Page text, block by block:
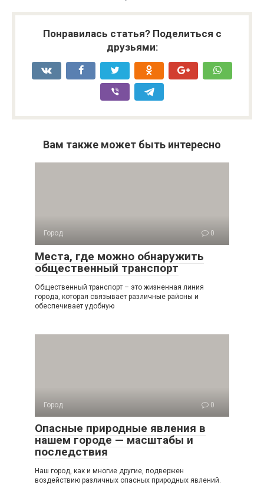
Понравилась статья? Поделиться с
друзьями:
Вам также может быть интересно
Город 0
Места, где можно обнаружить
общественный транспорт
Общественный транспорт – это жизненная линия
города, которая связывает различные районы и
обеспечивает удобную
Город 0
Опасные природные явления в
нашем городе — масштабы и
последствия
Наш город, как и многие другие, подвержен
воздействию различных опасных природных явлений.